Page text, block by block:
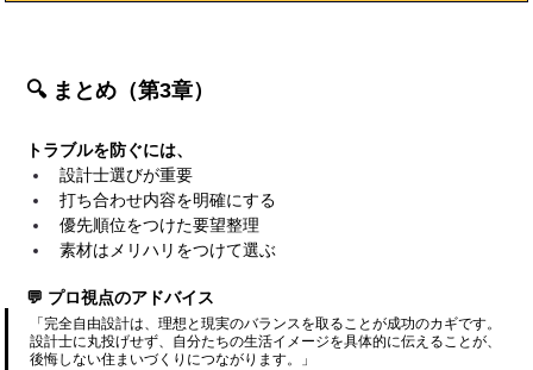
🔍 まとめ（第3章）
トラブルを防ぐには、
設計士選びが重要
打ち合わせ内容を明確にする
優先順位をつけた要望整理
素材はメリハリをつけて選ぶ
💬 プロ視点のアドバイス
「完全自由設計は、理想と現実のバランスを取ることが成功のカギです。
設計士に丸投げせず、自分たちの生活イメージを具体的に伝えることが、
後悔しない住まいづくりにつながります。」